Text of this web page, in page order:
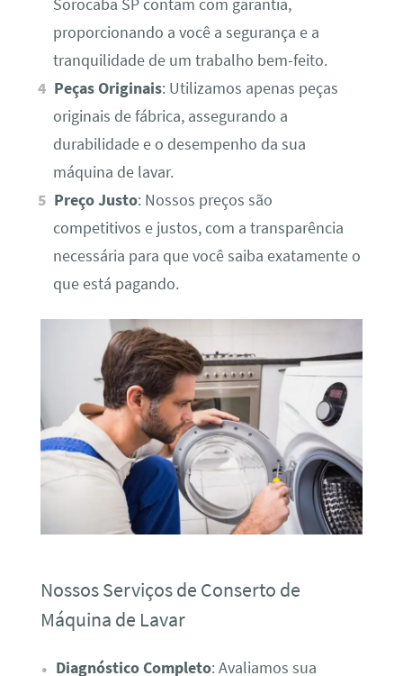
Sorocaba SP contam com garantia,
proporcionando a você a segurança e a
tranquilidade de um trabalho bem-feito.
Peças Originais: Utilizamos apenas peças
originais de fábrica, assegurando a
durabilidade e o desempenho da sua
máquina de lavar.
Preço Justo: Nossos preços são
competitivos e justos, com a transparência
necessária para que você saiba exatamente o
que está pagando.
Nossos Serviços de Conserto de
Máquina de Lavar
Diagnóstico Completo: Avaliamos sua